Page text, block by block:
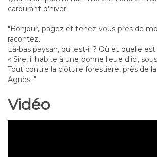
carburant d'hiver.
"Bonjour, pagez et tenez-vous près de
racontez.
Là-bas paysan, qui est-il ? Où et quelle
« Sire, il habite à une bonne lieue d'ici,
Tout contre la clôture forestière, près de
Agnès. "
Vidéo